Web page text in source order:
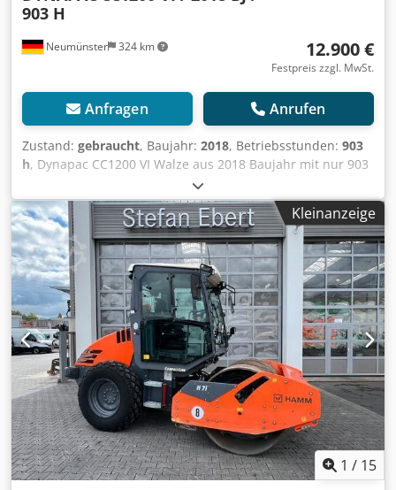
Neumünster 324 km
903 H
12.900 €
Festpreis zzgl. MwSt.
Anfragen Anrufen
Zustand: gebraucht, Baujahr: 2018, Betriebsstunden: 903
h, Dynapac CC1200 VI Walze aus 2018 Baujahr mit nur 903
Stunden: ----* Hersteller: Dynapac * Typ: CC1200 VI *
Baujahr: 2018 * Abgelesene Betriebsstunden: ca. 903 *
Betriebsgewicht: ca. 2.550 KG * Arbeitsbreite: 1.2 Meter *
Kubota Diesel Motor * Wasserberieselung * Guter Zustand
* Video auf Anfrage (Whats APP Erik) * Preis: 12.900 Euro,
netto + 19% MwSt. ----Für weitere Fragen bitte anrufen:
Erik Kortum: Whats App Cjdpfszq Aitox Ahijrf ?Alle
Angaben ohne Gewähr und Garantie, Irrtümer und
Zwischenverkauf vorbehalten. ?
Kleinanzeige
1 / 15